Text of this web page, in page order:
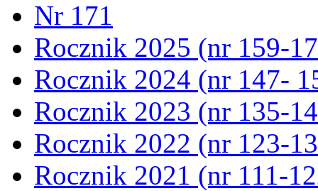
Nr 171
Rocznik 2025 (nr 159-
Rocznik 2024 (nr 147-
Rocznik 2023 (nr 135-
Rocznik 2022 (nr 123-
Rocznik 2021 (nr 111-